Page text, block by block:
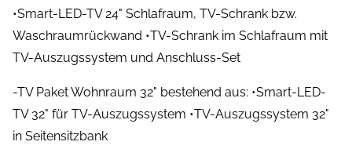
•Smart-LED-TV 24" Schlafraum, TV-Schrank bzw.
Waschraumrückwand •TV-Schrank im Schlafraum mit
TV-Auszugssystem und Anschluss-Set
-TV Paket Wohnraum 32" bestehend aus: •Smart-LED-
TV 32" für TV-Auszugssystem •TV-Auszugssystem 32"
in Seitensitzbank